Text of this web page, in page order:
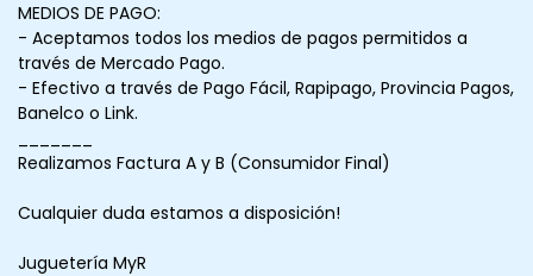
MEDIOS DE PAGO:
- Aceptamos todos los medios de pagos permitidos a
través de Mercado Pago.
- Efectivo a través de Pago Fácil, Rapipago, Provincia Pagos,
Banelco o Link.
Realizamos Factura A y B (Consumidor Final)
Cualquier duda estamos a disposición!
Juguetería MyR